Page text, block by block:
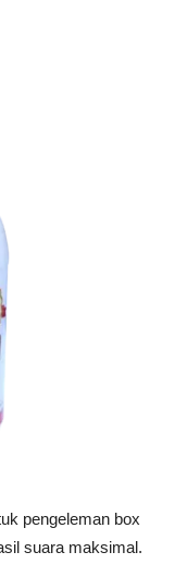
pengeleman box
suara maksimal.